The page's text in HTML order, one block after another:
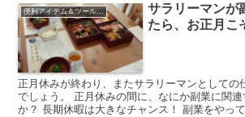
便利アイテム＆ツールの紹介
サラリーマンが
たら、お正月こ
正月休みが終わり、またサラリーマンとしての
でしょう。 正月休みの間に、なにか副業に関
か？ 長期休暇は大きなチャンス！ 副業をやっ